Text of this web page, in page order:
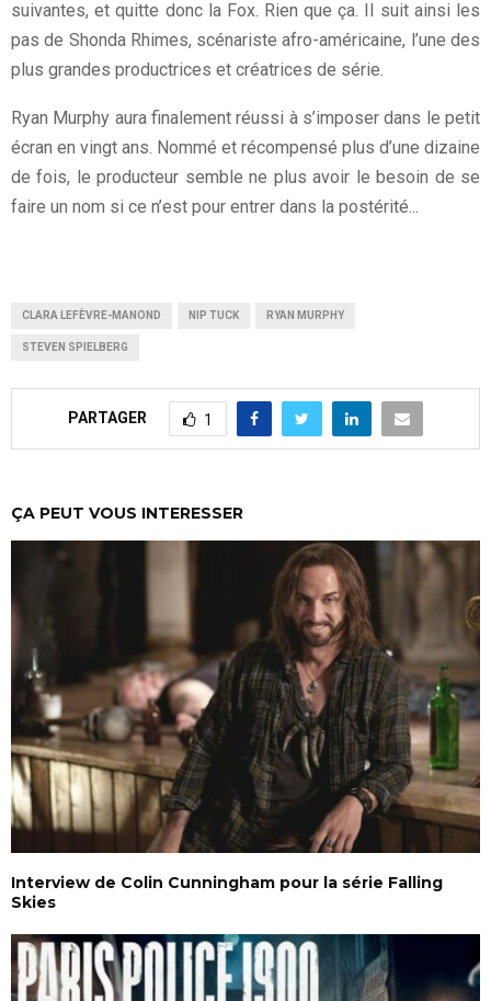
suivantes, et quitte donc la Fox. Rien que ça. Il suit ainsi les
pas de Shonda Rhimes, scénariste afro-américaine, l’une des
plus grandes productrices et créatrices de série.
Ryan Murphy aura finalement réussi à s’imposer dans le petit
écran en vingt ans. Nommé et récompensé plus d’une dizaine
de fois, le producteur semble ne plus avoir le besoin de se
faire un nom si ce n’est pour entrer dans la postérité...
CLARA LEFÈVRE-MANOND NIP TUCK RYAN MURPHY
STEVEN SPIELBERG
PARTAGER 1
ÇA PEUT VOUS INTERESSER
Interview de Colin Cunningham pour la série Falling
Skies